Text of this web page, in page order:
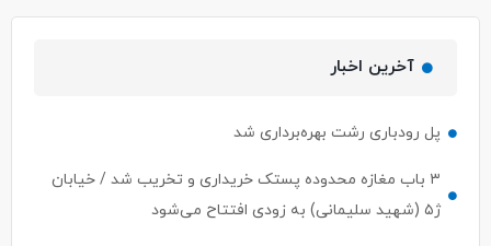
آخرین اخبار
پل رودباری رشت بهره‌برداری شد
۳ باب مغازه محدوده پستک خریداری و تخریب شد / خیابان
ژ۵ (شهید سلیمانی) به زودی افتتاح می‌شود